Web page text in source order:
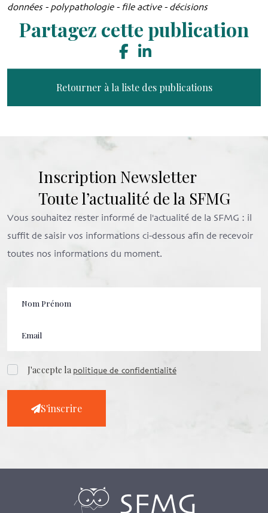
données - polypathologie - file active - décisions
Partagez cette publication
Retourner à la liste des publications
Inscription Newsletter
Toute l’actualité de la SFMG
Vous souhaitez rester informé de l'actualité de la SFMG : il
suffit de saisir vos informations ci-dessous afin de recevoir
toutes nos informations du moment.
J'accepte lapolitique de confidentialité
S'inscrire